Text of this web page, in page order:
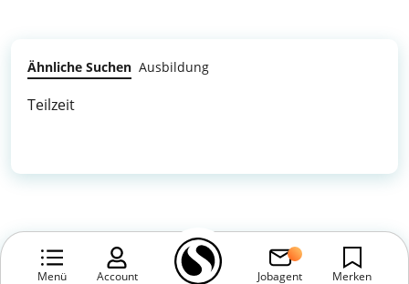
Menü Account Jobagent Merken
Ähnliche Suchen Ausbildung
Teilzeit